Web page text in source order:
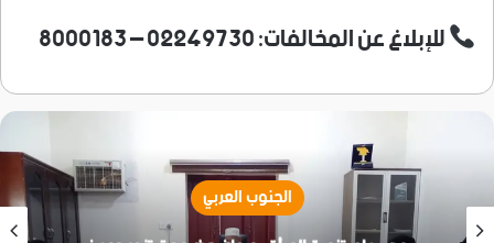
للإبلاغ عن المخالفات: 02249730 – 8000183
الجنوب العربي